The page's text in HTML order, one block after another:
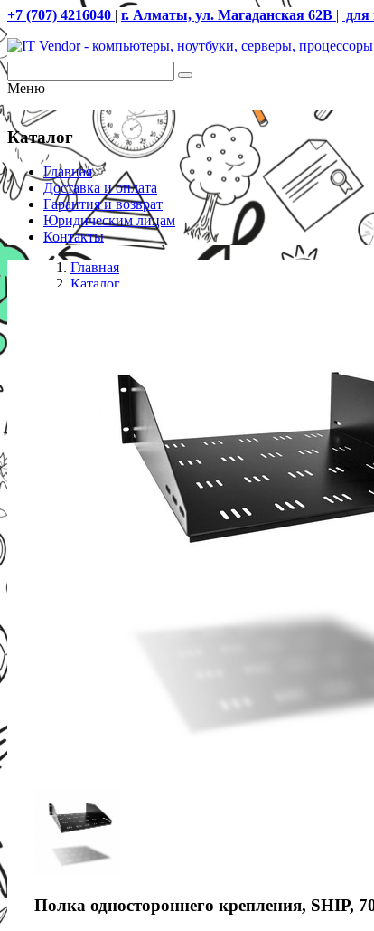
+7 (707) 4216040 | г. Алматы, ул. Магаданская 62В | для
Меню
Каталог
Главная
Доставка и оплата
Гарантия и возврат
Юридическим лицам
Контакты
Главная
Каталог
Полка одностороннего крепления, SHIP,